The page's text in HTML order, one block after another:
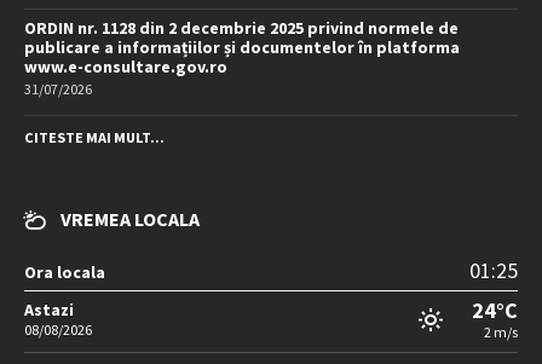
ORDIN nr. 1128 din 2 decembrie 2025 privind normele de
publicare a informațiilor și documentelor în platforma
www.e-consultare.gov.ro
31/07/2026
CITESTE MAI MULT...
VREMEA LOCALA
Ora locala 01:25
Astazi
08/08/2026
24°C
2 m/s